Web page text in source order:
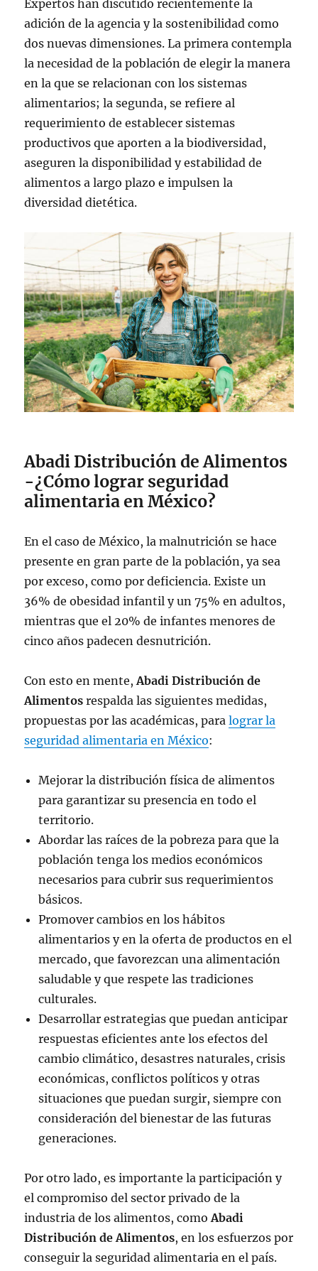
Expertos han discutido recientemente la
adición de la agencia y la sostenibilidad como
dos nuevas dimensiones. La primera contempla
la necesidad de la población de elegir la manera
en la que se relacionan con los sistemas
alimentarios; la segunda, se refiere al
requerimiento de establecer sistemas
productivos que aporten a la biodiversidad,
aseguren la disponibilidad y estabilidad de
alimentos a largo plazo e impulsen la
diversidad dietética.
Abadi Distribución de Alimentos
-¿Cómo lograr seguridad
alimentaria en México?
En el caso de México, la malnutrición se hace
presente en gran parte de la población, ya sea
por exceso, como por deficiencia. Existe un
36% de obesidad infantil y un 75% en adultos,
mientras que el 20% de infantes menores de
cinco años padecen desnutrición.
Con esto en mente,Abadi Distribución de
Alimentos respalda las siguientes medidas,
propuestas por las académicas, paralograr la
seguridad alimentaria en México:
Mejorar la distribución física de alimentos
para garantizar su presencia en todo el
territorio.
Abordar las raíces de la pobreza para que la
población tenga los medios económicos
necesarios para cubrir sus requerimientos
básicos.
Promover cambios en los hábitos
alimentarios y en la oferta de productos en el
mercado, que favorezcan una alimentación
saludable y que respete las tradiciones
culturales.
Desarrollar estrategias que puedan anticipar
respuestas eficientes ante los efectos del
cambio climático, desastres naturales, crisis
económicas, conflictos políticos y otras
situaciones que puedan surgir, siempre con
consideración del bienestar de las futuras
generaciones.
Por otro lado, es importante la participación y
el compromiso del sector privado de la
industria de los alimentos, comoAbadi
Distribución de Alimentos, en los esfuerzos por
conseguir la seguridad alimentaria en el país.